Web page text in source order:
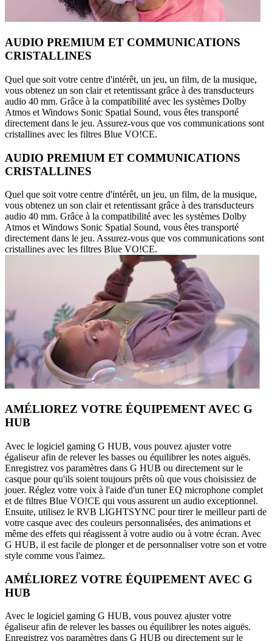
AUDIO PREMIUM ET COMMUNICATIONS
CRISTALLINES
Quel que soit votre centre d'intérêt, un jeu, un film, de la musique,
vous obtenez un son clair et retentissant grâce à des transducteurs
audio 40 mm. Grâce à la compatibilité avec les systèmes Dolby
Atmos et Windows Sonic Spatial Sound, vous êtes transporté
directement dans le jeu. Assurez-vous que vos communications sont
cristallines avec les filtres Blue VO!CE.
AUDIO PREMIUM ET COMMUNICATIONS
CRISTALLINES
Quel que soit votre centre d'intérêt, un jeu, un film, de la musique,
vous obtenez un son clair et retentissant grâce à des transducteurs
audio 40 mm. Grâce à la compatibilité avec les systèmes Dolby
Atmos et Windows Sonic Spatial Sound, vous êtes transporté
directement dans le jeu. Assurez-vous que vos communications sont
cristallines avec les filtres Blue VO!CE.
AMÉLIOREZ VOTRE ÉQUIPEMENT AVEC G
HUB
Avec le logiciel gaming G HUB, vous pouvez ajuster votre
égaliseur afin de relever les basses ou équilibrer les notes aiguës.
Enregistrez vos paramètres dans G HUB ou directement sur le
casque pour qu'ils soient toujours prêts où que vous choisissiez de
jouer. Réglez votre voix à l'aide d'un tuner EQ microphone complet
et de filtres Blue VO!CE qui vous assurent un audio exceptionnel.
Ensuite, utilisez le RVB LIGHTSYNC pour tirer le meilleur parti de
votre casque avec des couleurs personnalisées, des animations et
même des effets qui réagissent à votre audio ou à votre écran. Avec
G HUB, il est facile de plonger et de personnaliser votre son et votre
style comme vous l'aimez.
AMÉLIOREZ VOTRE ÉQUIPEMENT AVEC G
HUB
Avec le logiciel gaming G HUB, vous pouvez ajuster votre
égaliseur afin de relever les basses ou équilibrer les notes aiguës.
Enregistrez vos paramètres dans G HUB ou directement sur le